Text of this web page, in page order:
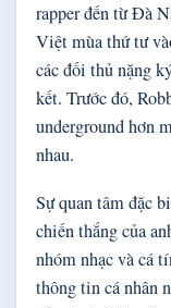
rapper đến từ Đà
Việt mùa thứ tư
các đối thủ nặng
kết. Trước đó,
underground hơn
nhau.
Sự quan tâm đặc
chiến thắng của
nhóm nhạc và cá
thông tin cá nhân